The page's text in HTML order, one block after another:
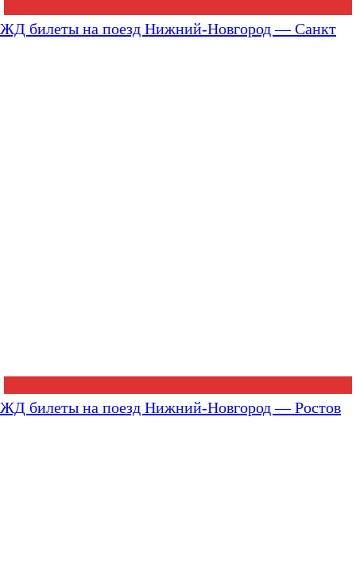
ЖД билеты на поезд Нижний-Новгород — Санкт
ЖД билеты на поезд Нижний-Новгород — Ростов